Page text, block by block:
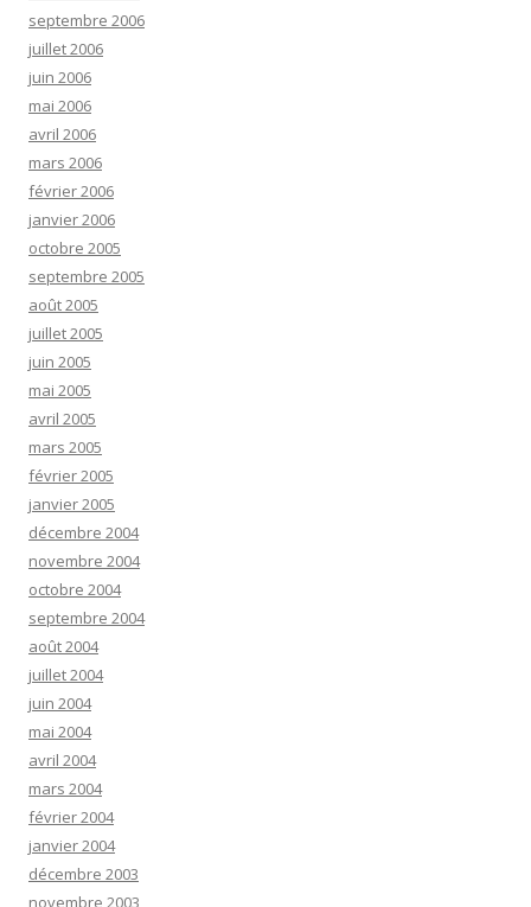
septembre 2006
juillet 2006
juin 2006
mai 2006
avril 2006
mars 2006
février 2006
janvier 2006
octobre 2005
septembre 2005
août 2005
juillet 2005
juin 2005
mai 2005
avril 2005
mars 2005
février 2005
janvier 2005
décembre 2004
novembre 2004
octobre 2004
septembre 2004
août 2004
juillet 2004
juin 2004
mai 2004
avril 2004
mars 2004
février 2004
janvier 2004
décembre 2003
novembre 2003